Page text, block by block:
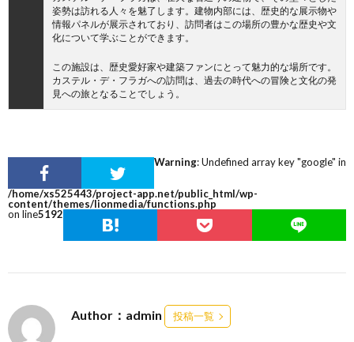
姿勢は訪れる人々を魅了します。建物内部には、歴史的な展示物や
情報パネルが展示されており、訪問者はこの場所の豊かな歴史や文
化について学ぶことができます。
この施設は、歴史愛好家や建築ファンにとって魅力的な場所です。
カステル・デ・フラガへの訪問は、過去の時代への冒険と文化の発
見への旅となることでしょう。
Warning: Undefined array key "google" in
/home/xs525443/project-app.net/public_html/wp-
content/themes/lionmedia/functions.php
on line5192
Author：admin 投稿一覧